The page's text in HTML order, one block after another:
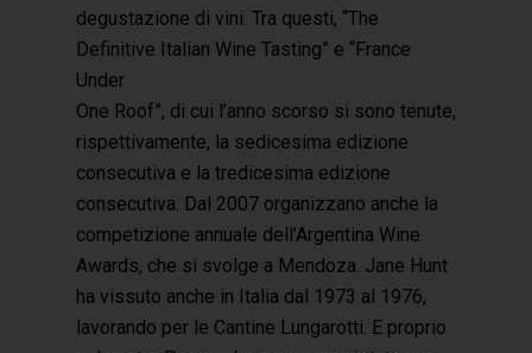
degustazione di vini. Tra questi, “The
Definitive Italian Wine Tasting” e “France
Under
One Roof”, di cui l’anno scorso si sono tenute,
rispettivamente, la sedicesima edizione
consecutiva e la tredicesima edizione
consecutiva. Dal 2007 organizzano anche la
competizione annuale dell’Argentina Wine
Awards, che si svolge a Mendoza. Jane Hunt
ha vissuto anche in Italia dal 1973 al 1976,
lavorando per le Cantine Lungarotti. E proprio